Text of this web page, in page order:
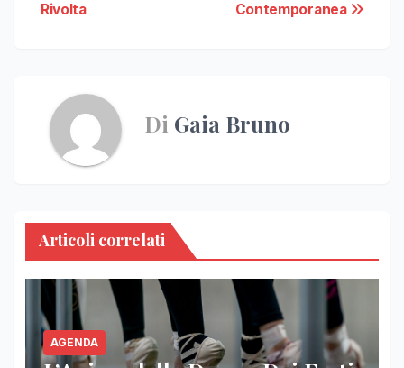
Contemporanea
Rivolta
Di Gaia Bruno
Articoli correlati
AGENDA